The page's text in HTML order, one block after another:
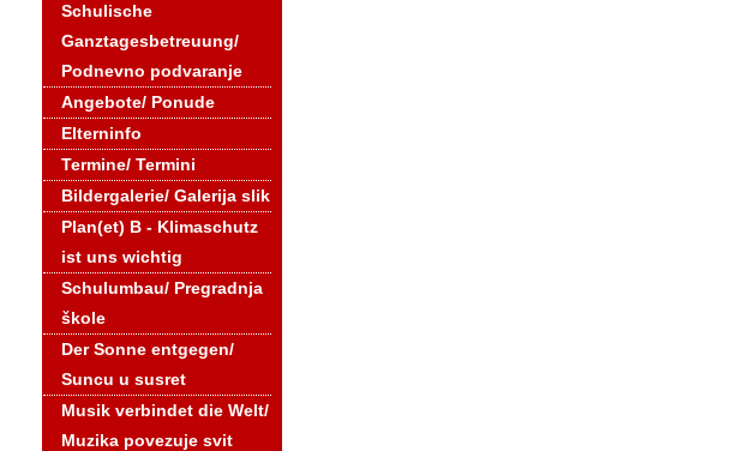
Schulische
Ganztagesbetreuung/
Podnevno podvaranje
Angebote/ Ponude
Elterninfo
Termine/ Termini
Bildergalerie/ Galerija slik
Plan(et) B - Klimaschutz
ist uns wichtig
Schulumbau/ Pregradnja
škole
Der Sonne entgegen/
Suncu u susret
Musik verbindet die Welt/
Muzika povezuje svit